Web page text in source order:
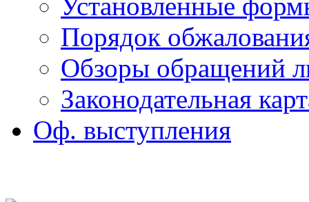
Порядок
Обзоры обращений
Законодательная
Оф. выступления